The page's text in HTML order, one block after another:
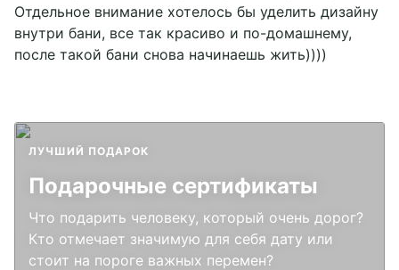
Отдельное внимание хотелось бы уделить дизайну
внутри бани, все так красиво и по-домашнему,
после такой бани снова начинаешь жить))))
ЛУЧШИЙ ПОДАРОК
Подарочные сертификаты
Что подарить человеку, который очень дорог?
Кто отмечает значимую для себя дату или
стоит на пороге важных перемен?